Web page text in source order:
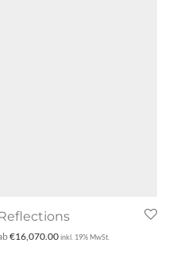
€16,070.00inkl. 19% MwSt.